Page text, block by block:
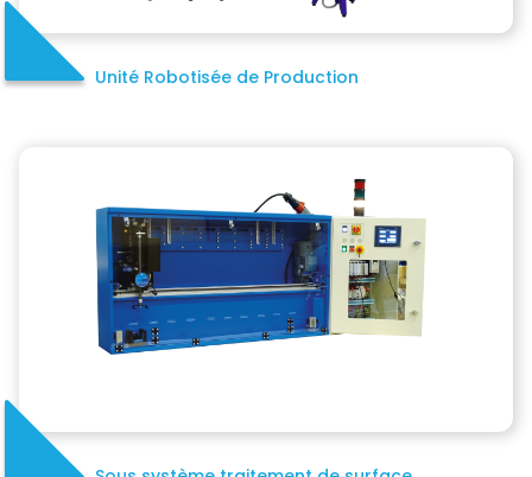
Unité Robotisée de Production